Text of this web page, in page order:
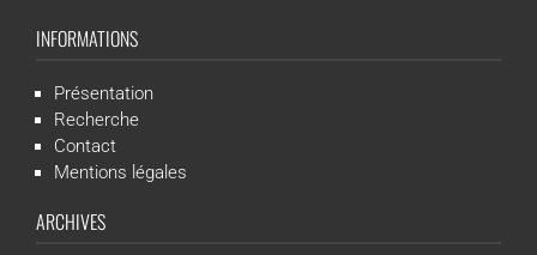
INFORMATIONS
Présentation
Recherche
Contact
Mentions légales
ARCHIVES